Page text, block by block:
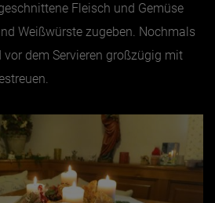
Fleisch und Gemüse
Weißwürste zugeben. Nochmals
vor dem Servieren großzügig mit